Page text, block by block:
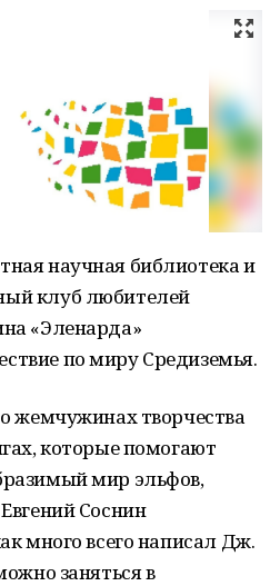
научная библиотека и
клуб любителей
«Эленарда»
по миру Средиземья.
жемчужинах творчества
которые помогают
мир эльфов,
Соснин
много всего написал Дж.
заняться в